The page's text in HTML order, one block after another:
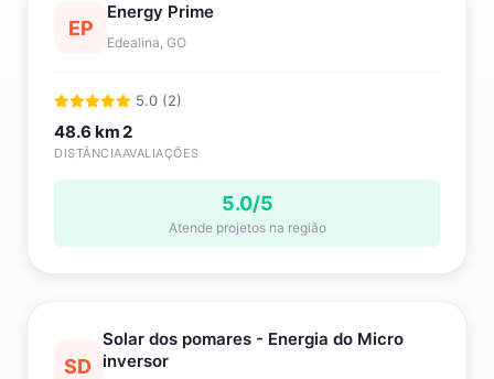
EP
Energy Prime
Edealina, GO
5.0 (2)
48.6 km
DISTÂNCIA
2
AVALIAÇÕES
5.0/5
Atende projetos na região
SD
Solar dos pomares - Energia do Micro
inversor